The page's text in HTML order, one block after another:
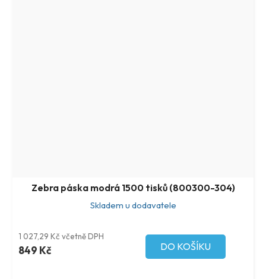
Zebra páska modrá 1500 tisků (800300-304)
Skladem u dodavatele
1 027,29 Kč včetně DPH
849 Kč DO KOŠÍKU